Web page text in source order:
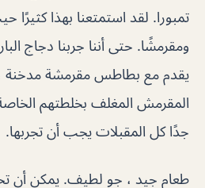
تمبورا. لقد استمتعنا بهذا كثيرًا
ومقرمشًا. حتى أننا جربنا دجاج
يقدم مع بطاطس مقرمشة مدخنة ،
المقرمش المغلف بخلطتهم
جدًا كل المقبلات يجب أن تجربها.
طعام جيد ، جو لطيف. يمكن أن